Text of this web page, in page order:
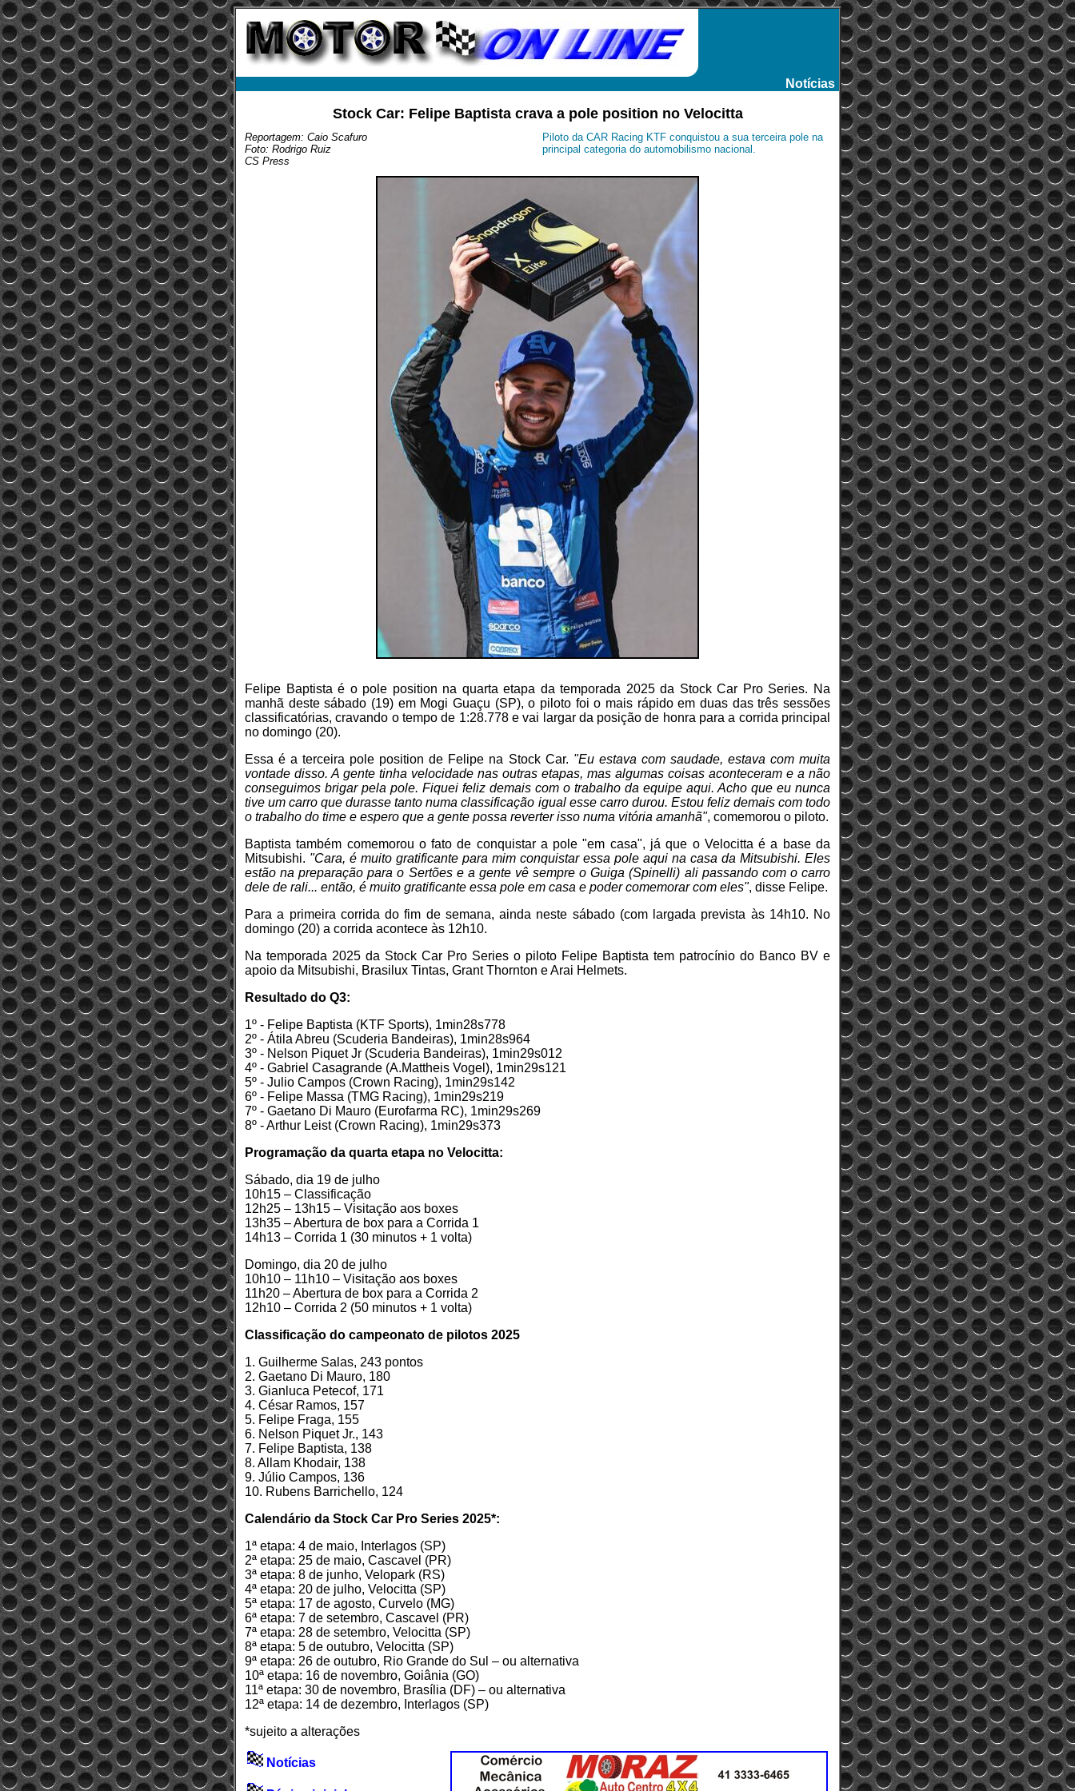
Notícias
Stock Car: Felipe Baptista crava a pole position no Velocitta
Reportagem: Caio Scafuro
Foto: Rodrigo Ruiz
CS Press
Piloto da CAR Racing KTF conquistou a sua terceira pole na
principal categoria do automobilismo nacional.
Felipe Baptista é o pole position na quarta etapa da temporada 2025 da Stock Car Pro Series. Na
manhã deste sábado (19) em Mogi Guaçu (SP), o piloto foi o mais rápido em duas das três sessões
classificatórias, cravando o tempo de 1:28.778 e vai largar da posição de honra para a corrida principal
no domingo (20).
Essa é a terceira pole position de Felipe na Stock Car. "Eu estava com saudade, estava com muita
vontade disso. A gente tinha velocidade nas outras etapas, mas algumas coisas aconteceram e a não
conseguimos brigar pela pole. Fiquei feliz demais com o trabalho da equipe aqui. Acho que eu nunca
tive um carro que durasse tanto numa classificação igual esse carro durou. Estou feliz demais com todo
o trabalho do time e espero que a gente possa reverter isso numa vitória amanhã", comemorou o piloto.
Baptista também comemorou o fato de conquistar a pole "em casa", já que o Velocitta é a base da
Mitsubishi. "Cara, é muito gratificante para mim conquistar essa pole aqui na casa da Mitsubishi. Eles
estão na preparação para o Sertões e a gente vê sempre o Guiga (Spinelli) ali passando com o carro
dele de rali... então, é muito gratificante essa pole em casa e poder comemorar com eles", disse Felipe.
Para a primeira corrida do fim de semana, ainda neste sábado (com largada prevista às 14h10. No
domingo (20) a corrida acontece às 12h10.
Na temporada 2025 da Stock Car Pro Series o piloto Felipe Baptista tem patrocínio do Banco BV e
apoio da Mitsubishi, Brasilux Tintas, Grant Thornton e Arai Helmets.
Resultado do Q3:
1º - Felipe Baptista (KTF Sports), 1min28s778
2º - Átila Abreu (Scuderia Bandeiras), 1min28s964
3º - Nelson Piquet Jr (Scuderia Bandeiras), 1min29s012
4º - Gabriel Casagrande (A.Mattheis Vogel), 1min29s121
5º - Julio Campos (Crown Racing), 1min29s142
6º - Felipe Massa (TMG Racing), 1min29s219
7º - Gaetano Di Mauro (Eurofarma RC), 1min29s269
8º - Arthur Leist (Crown Racing), 1min29s373
Programação da quarta etapa no Velocitta:
Sábado, dia 19 de julho
10h15 – Classificação
12h25 – 13h15 – Visitação aos boxes
13h35 – Abertura de box para a Corrida 1
14h13 – Corrida 1 (30 minutos + 1 volta)
Domingo, dia 20 de julho
10h10 – 11h10 – Visitação aos boxes
11h20 – Abertura de box para a Corrida 2
12h10 – Corrida 2 (50 minutos + 1 volta)
Classificação do campeonato de pilotos 2025
1. Guilherme Salas, 243 pontos
2. Gaetano Di Mauro, 180
3. Gianluca Petecof, 171
4. César Ramos, 157
5. Felipe Fraga, 155
6. Nelson Piquet Jr., 143
7. Felipe Baptista, 138
8. Allam Khodair, 138
9. Júlio Campos, 136
10. Rubens Barrichello, 124
Calendário da Stock Car Pro Series 2025*:
1ª etapa: 4 de maio, Interlagos (SP)
2ª etapa: 25 de maio, Cascavel (PR)
3ª etapa: 8 de junho, Velopark (RS)
4ª etapa: 20 de julho, Velocitta (SP)
5ª etapa: 17 de agosto, Curvelo (MG)
6ª etapa: 7 de setembro, Cascavel (PR)
7ª etapa: 28 de setembro, Velocitta (SP)
8ª etapa: 5 de outubro, Velocitta (SP)
9ª etapa: 26 de outubro, Rio Grande do Sul – ou alternativa
10ª etapa: 16 de novembro, Goiânia (GO)
11ª etapa: 30 de novembro, Brasília (DF) – ou alternativa
12ª etapa: 14 de dezembro, Interlagos (SP)
*sujeito a alterações
Notícias